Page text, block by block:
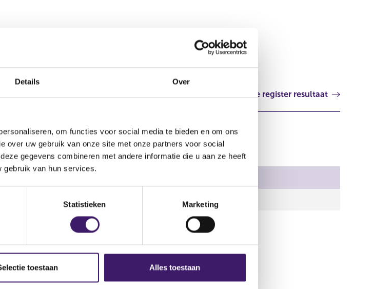
Details Over
om functies voor social media te bieden en om ons
over uw gebruik van onze site met onze partners voor social
gegevens combineren met andere informatie die u aan ze heeft
gebruik van hun services.
Statistieken Marketing
toestaan Alles toestaan
Akzo Nobel N.V.
Volgende register resultaat
1445.pdf